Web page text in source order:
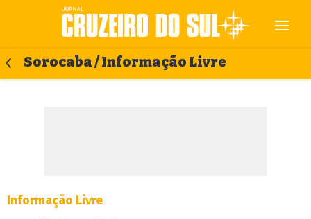
Sorocaba / Informação Livre
Informação Livre